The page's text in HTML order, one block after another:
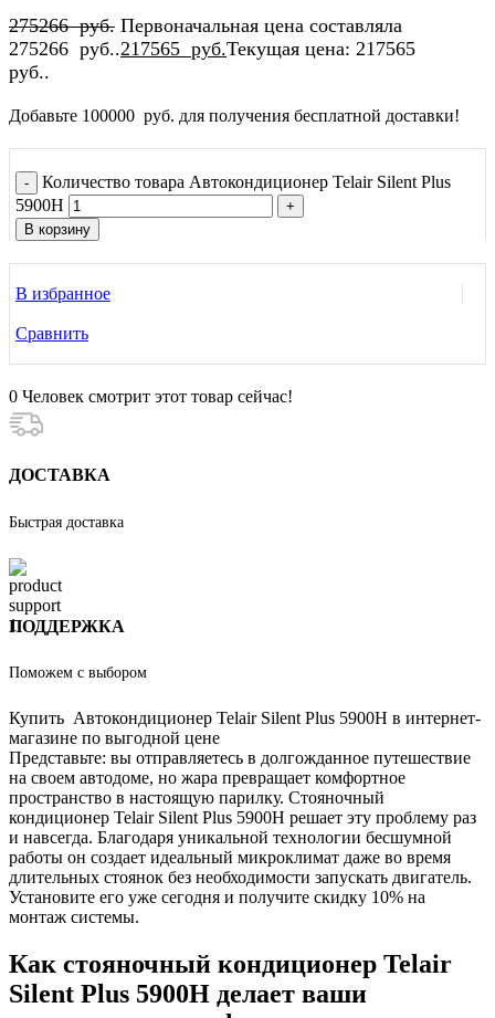
275266руб. Первоначальная цена составляла
275266 руб..217565 руб.Текущая цена: 217565
руб..
Добавьте 100000 руб. для получения бесплатной доставки!
Количество товара Автокондиционер Telair Silent Plus
5900H
В корзину
В избранное
Сравнить
0 Человек смотрит этот товар сейчас!
ДОСТАВКА
Быстрая доставка
ПОДДЕРЖКА
Поможем с выбором
Купить Автокондиционер Telair Silent Plus 5900H в интернет-
магазине по выгодной цене
Представьте: вы отправляетесь в долгожданное путешествие
на своем автодоме, но жара превращает комфортное
пространство в настоящую парилку. Стояночный
кондиционер Telair Silent Plus 5900H решает эту проблему раз
и навсегда. Благодаря уникальной технологии бесшумной
работы он создает идеальный микроклимат даже во время
длительных стоянок без необходимости запускать двигатель.
Установите его уже сегодня и получите скидку 10% на
монтаж системы.
Как стояночный кондиционер Telair
Silent Plus 5900H делает ваши